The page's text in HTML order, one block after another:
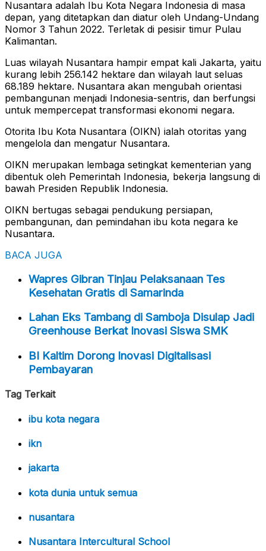
Nusantara adalah Ibu Kota Negara Indonesia di masa
depan, yang ditetapkan dan diatur oleh Undang-Undang
Nomor 3 Tahun 2022. Terletak di pesisir timur Pulau
Kalimantan.
Luas wilayah Nusantara hampir empat kali Jakarta, yaitu
kurang lebih 256.142 hektare dan wilayah laut seluas
68.189 hektare. Nusantara akan mengubah orientasi
pembangunan menjadi Indonesia-sentris, dan berfungsi
untuk mempercepat transformasi ekonomi negara.
Otorita Ibu Kota Nusantara (OIKN) ialah otoritas yang
mengelola dan mengatur Nusantara.
OIKN merupakan lembaga setingkat kementerian yang
dibentuk oleh Pemerintah Indonesia, bekerja langsung di
bawah Presiden Republik Indonesia.
OIKN bertugas sebagai pendukung persiapan,
pembangunan, dan pemindahan ibu kota negara ke
Nusantara.
BACA JUGA
Wapres Gibran Tinjau Pelaksanaan Tes
Kesehatan Gratis di Samarinda
Lahan Eks Tambang di Samboja Disulap Jadi
Greenhouse Berkat Inovasi Siswa SMK
BI Kaltim Dorong Inovasi Digitalisasi
Pembayaran
Tag Terkait
ibu kota negara
ikn
jakarta
kota dunia untuk semua
nusantara
Nusantara Intercultural School